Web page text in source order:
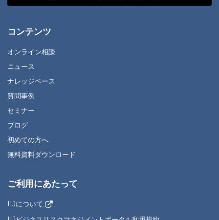
コンテンツ
オンライン相談
ニュース
ナレッジベース
質問事例
セミナー
ブログ
初めての方へ
無料資料ダウンロード
ご利用にあたって
IIJについて